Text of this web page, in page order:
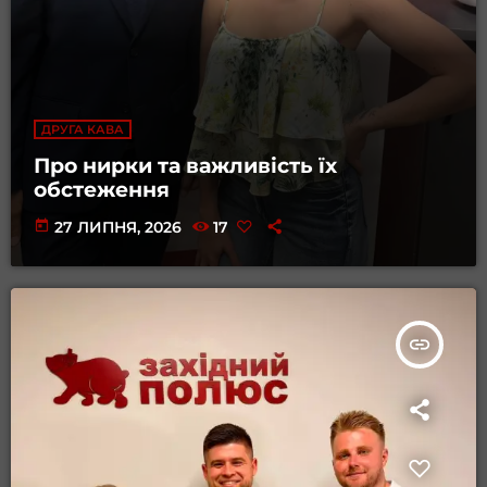
ДРУГА КАВА
Про нирки та важливість їх
обстеження
today 27 ЛИПНЯ, 2026 17
insert_link